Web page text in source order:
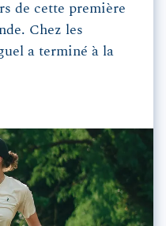
de cette première
Chez les
a terminé à la